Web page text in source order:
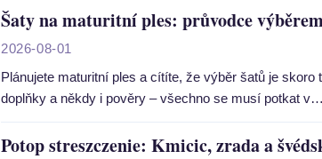
Šaty na maturitní ples: průvodce
2026-08-01
Plánujete maturitní ples a cítíte, že výběr šatů je
doplňky a někdy i pověry – všechno se musí potkat v…
Potop streszczenie: Kmicic, zrada a